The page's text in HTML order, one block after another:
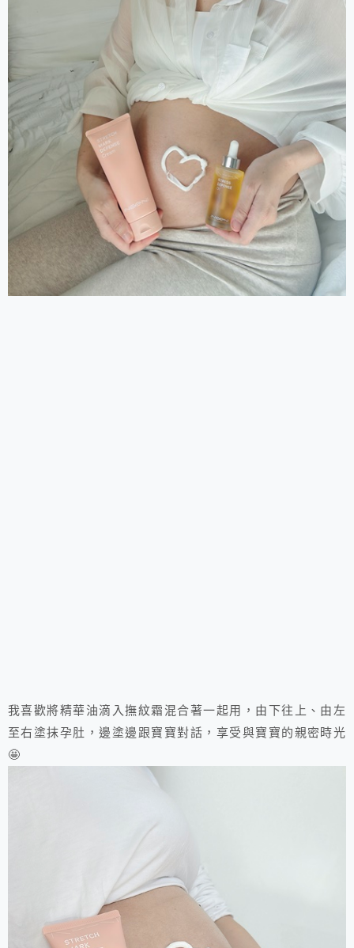
我喜歡將精華油滴入撫紋霜混合著一起用，由下往上、由左
至右塗抹孕肚，邊塗邊跟寶寶對話，享受與寶寶的親密時光
🤩